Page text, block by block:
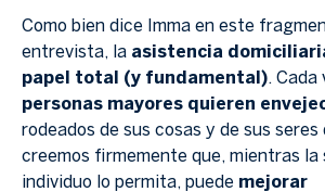
Como bien dice Imma en este
entrevista, la asistencia
papel total (y fundamental). Cada
personas mayores quieren
rodeados de sus cosas y de sus seres
creemos firmemente que, mientras la
individuo lo permita, puede mejorar